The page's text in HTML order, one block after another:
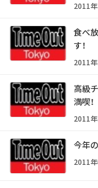
2011
食べ
す！
2011
高級
満喫！
2011
今年
2011